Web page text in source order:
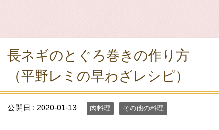
長ネギのとぐろ巻きの作り方
（平野レミの早わざレシピ）
公開日 : 2020-01-13 肉料理 その他の料理